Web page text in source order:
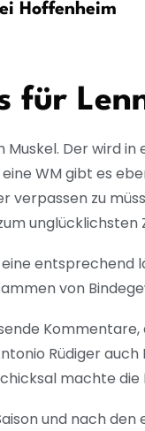
Hoffenheim
für
Der wird in
WM gibt es
verpassen zu
unglücklichsten
entsprechend
von
Rüdiger
machte
und nach den